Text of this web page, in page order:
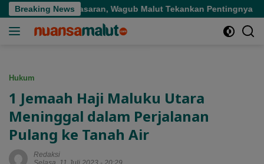
Langsung
ke
Breaking News
Tepat Sasaran, Wagub Malut Tekankan Pentingnya
Hukum
1 Jemaah Haji Maluku Utara
Meninggal dalam Perjalanan
Pulang ke Tanah Air
Redaksi